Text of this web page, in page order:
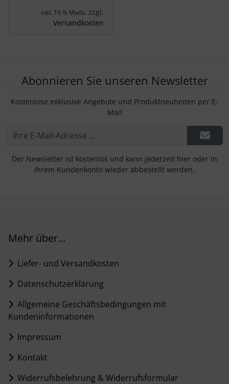
inkl. 19 % MwSt. zzgl.
Versandkosten
Abonnieren Sie unseren Newsletter
Kostenlose exklusive Angebote und Produktneuheiten per E-
Mail
Der Newsletter ist kostenlos und kann jederzeit hier oder in
Ihrem Kundenkonto wieder abbestellt werden.
Mehr über...
Liefer- und Versandkosten
Datenschutzerklärung
Allgemeine Geschäftsbedingungen mit
Kundeninformationen
Impressum
Kontakt
Widerrufsbelehrung & Widerrufsformular